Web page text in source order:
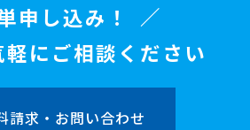
申し込み！
軽にご相談ください
請求・お問い合わせ